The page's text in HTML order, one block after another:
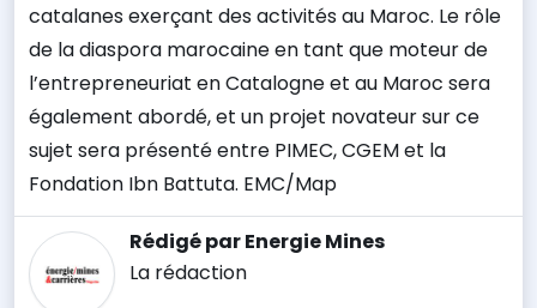
catalanes exerçant des activités au Maroc. Le rôle
de la diaspora marocaine en tant que moteur de
l’entrepreneuriat en Catalogne et au Maroc sera
également abordé, et un projet novateur sur ce
sujet sera présenté entre PIMEC, CGEM et la
Fondation Ibn Battuta. EMC/Map
Rédigé par Energie Mines
La rédaction